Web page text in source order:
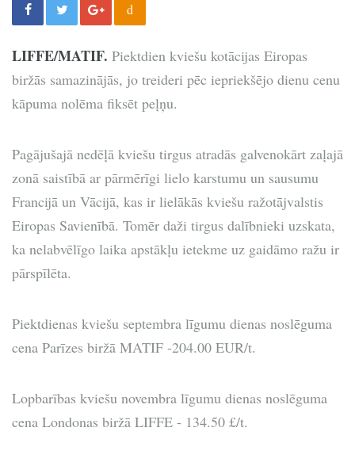
d
LIFFE/MATIF. Piektdien kviešu kotācijas Eiropas
biržās samazinājās, jo treideri pēc iepriekšējo dienu cenu
kāpuma nolēma fiksēt peļņu.
Pagājušajā nedēļā kviešu tirgus atradās galvenokārt zaļajā
zonā saistībā ar pārmērīgi lielo karstumu un sausumu
Francijā un Vācijā, kas ir lielākās kviešu ražotājvalstis
Eiropas Savienībā. Tomēr daži tirgus dalībnieki uzskata,
ka nelabvēlīgo laika apstākļu ietekme uz gaidāmo ražu ir
pārspīlēta.
Piektdienas kviešu septembra līgumu dienas noslēguma
cena Parīzes biržā MATIF -204.00 EUR/t.
Lopbarības kviešu novembra līgumu dienas noslēguma
cena Londonas biržā LIFFE - 134.50 £/t.